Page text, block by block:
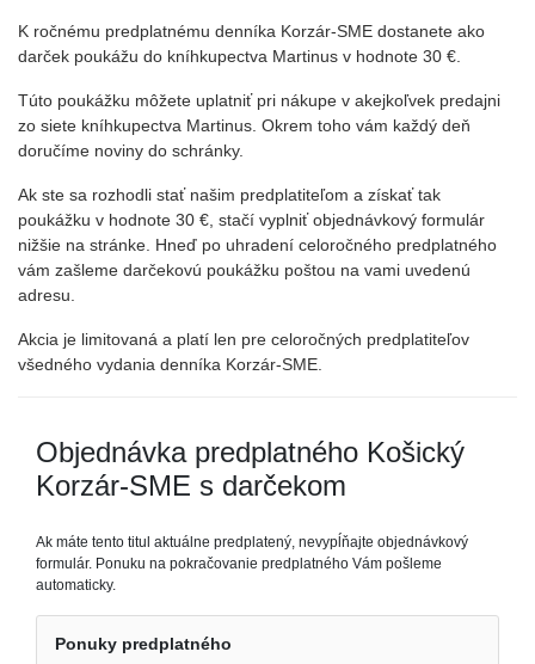
K ročnému predplatnému denníka Korzár-SME dostanete ako
darček poukážu do kníhkupectva Martinus v hodnote 30 €.
Túto poukážku môžete uplatniť pri nákupe v akejkoľvek predajni
zo siete kníhkupectva Martinus. Okrem toho vám každý deň
doručíme noviny do schránky.
Ak ste sa rozhodli stať našim predplatiteľom a získať tak
poukážku v hodnote 30 €, stačí vyplniť objednávkový formulár
nižšie na stránke. Hneď po uhradení celoročného predplatného
vám zašleme darčekovú poukážku poštou na vami uvedenú
adresu.
Akcia je limitovaná a platí len pre celoročných predplatiteľov
všedného vydania denníka Korzár-SME.